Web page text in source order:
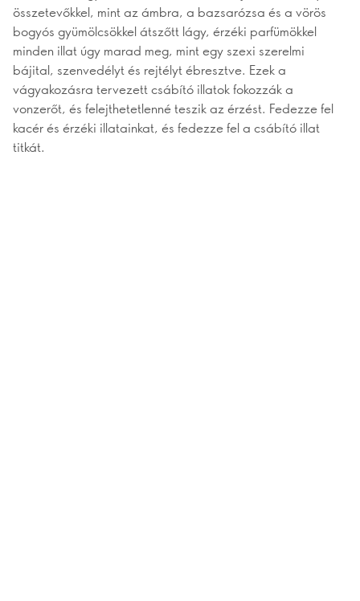
összetevőkkel, mint az ámbra, a bazsarózsa és a vörös
bogyós gyümölcsökkel átszőtt lágy, érzéki parfümökkel
minden illat úgy marad meg, mint egy szexi szerelmi
bájital, szenvedélyt és rejtélyt ébresztve. Ezek a
vágyakozásra tervezett csábító illatok fokozzák a
vonzerőt, és felejthetetlenné teszik az érzést. Fedezze fel
kacér és érzéki illatainkat, és fedezze fel a csábító illat
titkát.